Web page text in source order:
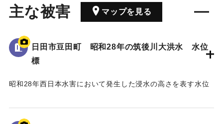
主な被害 マップを見る
日田市豆田町 昭和28年の筑後川大洪水 水位
標
昭和28年西日本水害において発生した浸水の高さを表す水位
地面から75cmの位置に水位が示されている。